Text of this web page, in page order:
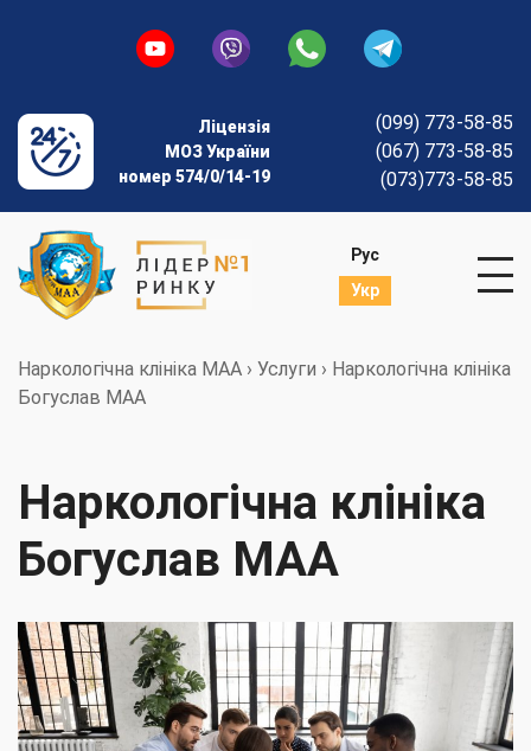
Ліцензія
МОЗ України
номер 574/0/14-19
(099) 773-58-85
(067) 773-58-85
(073)773-58-85
Рус
Укр
Наркологічна клініка МАА › Услуги › Наркологічна клініка
Богуслав МАА
Наркологічна клініка
Богуслав МАА